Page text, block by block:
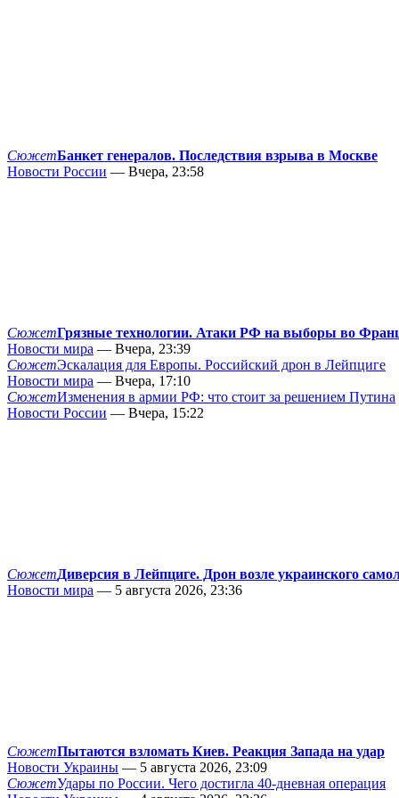
СюжетБанкет генералов. Последствия взрыва в Москве
Новости России — Вчера, 23:58
СюжетГрязные технологии. Атаки РФ на выборы во
Новости мира — Вчера, 23:39
СюжетЭскалация для Европы. Российский дрон в Лейпциге
Новости мира — Вчера, 17:10
СюжетИзменения в армии РФ: что стоит за решением Путина
Новости России — Вчера, 15:22
СюжетДиверсия в Лейпциге. Дрон возле украинского
Новости мира — 5 августа 2026, 23:36
СюжетПытаются взломать Киев. Реакция Запада на удар
Новости Украины — 5 августа 2026, 23:09
СюжетУдары по России. Чего достигла 40-дневная операция